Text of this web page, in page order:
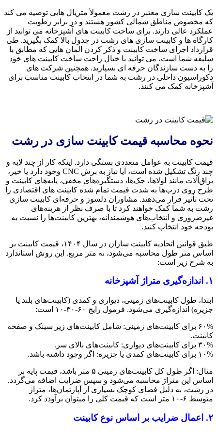
یک کابینت سازی معتبر در رشت معمولاً متریال هایی توصیه می کند
که مخصوص مناطق شمالی کشور هستند و در برابر رطوبت
عملکرد عالی دارند. برای ساخت کابینت های آشپزخانه می توانید از
کارگاه ها و کابینت سازی های رشت در جدول بالا کمک بگیرید. طی
قرارداد اجرای ساخت کابینت و ذکر کردن المان هایی که مطابق با
سلیقه شما است، می توانید با خیال راحت ساخت کابینت های خود
را به دست سازندگان حرفه ای بسپارید. همچنین شرکت های
دکوراسیون داخلی در رشت به شما در انتخاب کابینت مناسب برای
آشپزخانه کمک می کنند.
نحوه محاسبه قیمت کابینت سازی در رشت
قیمت کابینت به عوامل متعددی بستگی دارد. اینکه کار از چند لایه و
چند رنگ تشکیل شده است، آیا نیاز به برش CNC وجود دارد یا خیر،
یراق‌آلات مانند لولاها، جک‌ها، دستگیره‌های مخفی، پایه‌های کابینت و
طرح روی درب‌ها به شدت قیمت تمام شده کابینت های اقتصادی را
تحت تأثیر قرار می‌دهند. مشاوران دلسوز و حرفه‌ای کابینت سازی
رشت به شما کمک خواهند کرد تا با صرف نظر از هزینه‌های
غیرضروری و انتخاب‌های هوشمندانه، بهترین کابینت‌ها را نسبت به
بودجه خود انتخاب کنید.
طبق قوانین اتحادیه کابینت سازان در سال ۱۴۰۴، قیمت کابینت بر
اساس متر طول محاسبه می‌شود، نه متر مربع. این روش استاندارد
به شرح زیر است:
۱. اندازه‌گیری متراژ آشپزخانه
ابتدا، طول کابینت‌های زمینی، دیواری و کمدی (کابینت‌های بلند یا
جزیره) اندازه‌گیری می‌شود. فرمول رایج ۶۰-۳۰-۱۰ است:
۶۰% برای کابینت‌های زمینی: شامل کابینت‌های زیر سینک و صفحه
کابینت.
۳۰% برای کابینت‌های دیواری: کابینت‌های بالای سر.
۱۰% برای کابینت‌های کمدی یا جزیره: اگر وجود داشته باشد.
مثال: اگر طول کل کابینت‌های زمینی ۵ متر باشد، قیمت پایه بر
اساس این متراژ محاسبه می‌شود و سپس ضرایب اضافه می‌گردد.
در رشت، به دلیل فضای کوچک بسیاری از آپارتمان‌ها، متراژ
متوسط ۶-۱۰ متر است که قیمت کلی را میتوان برآوذد کرد.
۲. اعمال ضرایب بر اساس نوع کابینت